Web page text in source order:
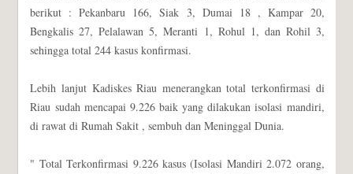
berikut : Pekanbaru 166, Siak 3, Dumai 18 , Kampar 20,
Bengkalis 27, Pelalawan 5, Meranti 1, Rohul 1, dan Rohil 3,
sehingga total 244 kasus konfirmasi.
Lebih lanjut Kadiskes Riau menerangkan total terkonfirmasi di
Riau sudah mencapai 9.226 baik yang dilakukan isolasi mandiri,
di rawat di Rumah Sakit , sembuh dan Meninggal Dunia.
" Total Terkonfirmasi 9.226 kasus (Isolasi Mandiri 2.072 orang,